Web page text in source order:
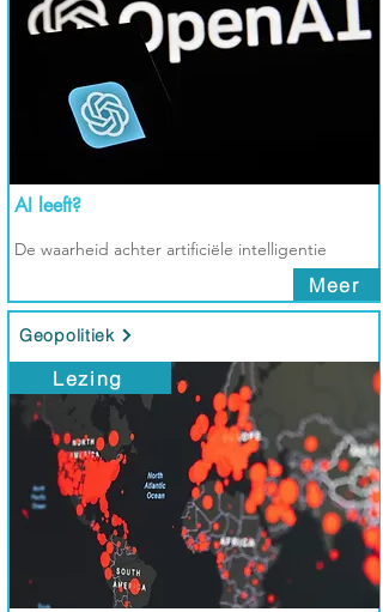
AI leeft?
De waarheid achter artificiële intelligentie
Meer
Geopolitiek
Lezing